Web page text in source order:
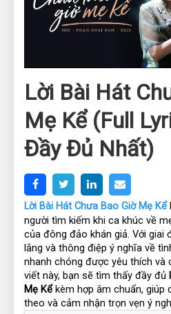
Lời Bài Hát
Mẹ Kể (Full
Đầy Đủ Nhất)
Lời Bài Hát Chưa Bao Giờ Mẹ Kể
người tìm kiếm khi ca khúc về
của đông đảo khán giả. Với giai
lắng và thông điệp ý nghĩa về
nhanh chóng được yêu thích và
viết này, bạn sẽ tìm thấy đầy đủ
Mẹ Kể kèm hợp âm chuẩn, giúp
theo và cảm nhận trọn vẹn ý